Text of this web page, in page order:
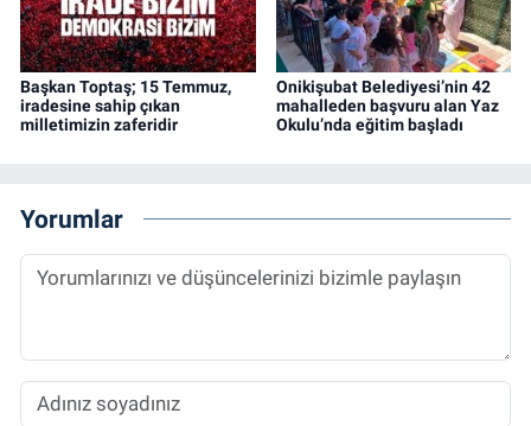
Başkan Toptaş; 15 Temmuz,
iradesine sahip çıkan
milletimizin zaferidir
Onikişubat Belediyesi’nin 42
mahalleden başvuru alan Yaz
Okulu’nda eğitim başladı
Yorumlar